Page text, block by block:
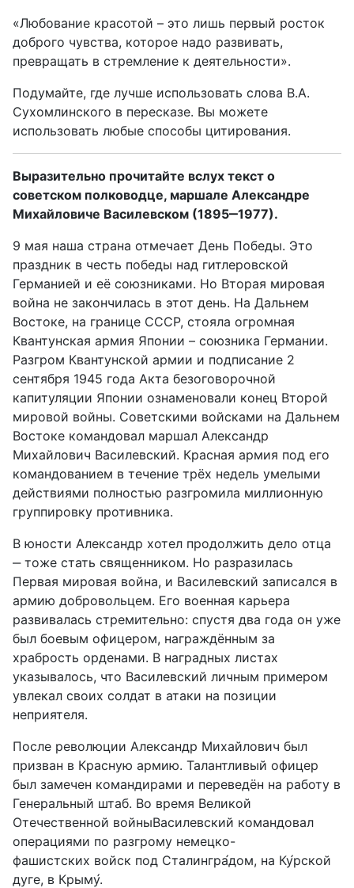
«Любование красотой – это лишь первый росток
доброго чувства, которое надо развивать,
превращать в стремление к деятельности».
Подумайте, где лучше использовать слова В.А.
Сухомлинского в пересказе. Вы можете
использовать любые способы цитирования.
Выразительно прочитайте вслух текст о
советском полководце, маршале Александре
Михайловиче Василевском (1895‒1977).
9 мая наша страна отмечает День Победы. Это
праздник в честь победы над гитлеровской
Германией и её союзниками. Но Вторая мировая
война не закончилась в этот день. На Дальнем
Востоке, на границе СССР, стояла огромная
Квантунская армия Японии – союзника Германии.
Разгром Квантунской армии и подписание 2
сентября 1945 года Акта безоговорочной
капитуляции Японии ознаменовали конец Второй
мировой войны. Советскими войсками на Дальнем
Востоке командовал маршал Александр
Михайлович Василевский. Красная армия под его
командованием в течение трёх недель умелыми
действиями полностью разгромила миллионную
группировку противника.
В юности Александр хотел продолжить дело отца
‒ тоже стать священником. Но разразилась
Первая мировая война, и Василевский записался в
армию добровольцем. Его военная карьера
развивалась стремительно: спустя два года он уже
был боевым офицером, награждённым за
храбрость орденами. В наградных листах
указывалось, что Василевский личным примером
увлекал своих солдат в атаки на позиции
неприятеля.
После революции Александр Михайлович был
призван в Красную армию. Талантливый офицер
был замечен командирами и переведён на работу в
Генеральный штаб. Во время Великой
Отечественной войныВасилевский командовал
операциями по разгрому немецко-
фашистских войск под Сталингра́дом, на Ку́рской
дуге, в Крыму́.